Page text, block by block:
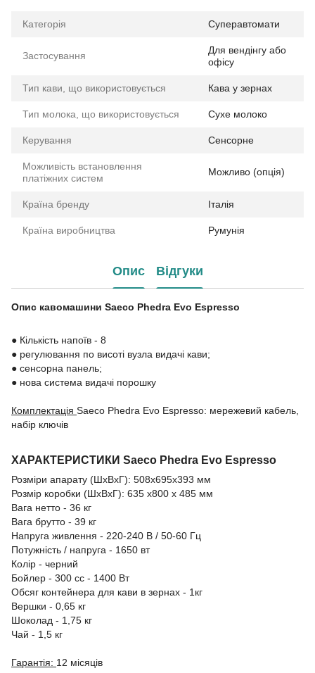
Категорія Суперавтомати
Застосування
Для вендінгу або
офісу
Тип кави, що використовується Кава у зернах
Тип молока, що використовується Сухе молоко
Керування Сенсорне
Можливість встановлення
платіжних систем
Можливо (опція)
Країна бренду Італія
Країна виробництва Румунія
Опис Відгуки
Опис кавомашини Saeco Phedra Evo Espresso
● Кількість напоїв - 8
● регулювання по висоті вузла видачі кави;
● сенсорна панель;
● нова система видачі порошку
Комплектація Saeco Phedra Evo Espresso: мережевий кабель,
набір ключів
ХАРАКТЕРИСТИКИ Saeco Phedra Evo Espresso
Розміри апарату (ШхВхГ): 508x695x393 мм
Розмір коробки (ШхВхГ): 635 x800 x 485 мм
Вага нетто - 36 кг
Вага брутто - 39 кг
Напруга живлення - 220-240 В / 50-60 Гц
Потужність / напруга - 1650 вт
Колір - черний
Бойлер - 300 сс - 1400 Вт
Обсяг контейнера для кави в зернах - 1кг
Вершки - 0,65 кг
Шоколад - 1,75 кг
Чай - 1,5 кг
Гарантія: 12 місяців